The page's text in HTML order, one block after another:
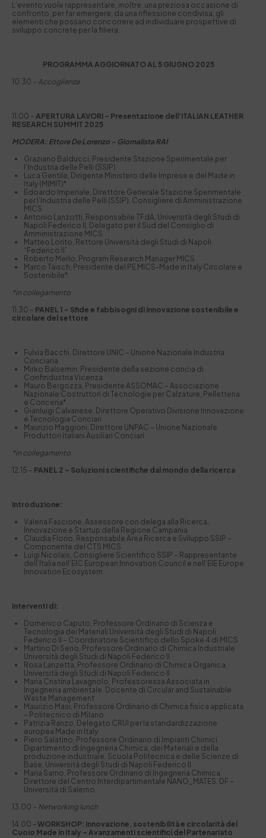
L’evento vuole rappresentare, inoltre, una preziosa occasione di
confronto, per far emergere, da una riflessione condivisa, gli
elementi che possano concorrere ad individuare prospettive di
sviluppo concrete per la filiera.
PROGRAMMA AGGIORNATO AL 5 GIUGNO 2025
10.30 – Accoglienza
11.00 – APERTURA LAVORI – Presentazione dell’ITALIAN LEATHER
RESEARCH SUMMIT 2025
MODERA: Ettore De Lorenzo – Giornalista RAI
Graziano Balducci, Presidente Stazione Sperimentale per
l’Industria delle Pelli (SSIP)
Luca Gentile, Dirigente Ministero delle Imprese e del Made in
Italy (MIMIT)*
Edoardo Imperiale, Direttore Generale Stazione Sperimentale
per l’Industria delle Pelli (SSIP), Consigliere di Amministrazione
MICS
Antonio Lanzotti, Responsabile TFdA, Università degli Studi di
Napoli Federico II, Delegato per il Sud del Consiglio di
Amministrazione MICS
Matteo Lorito, Rettore Università degli Studi di Napoli
“Federico II”
Roberto Merlo, Program Research Manager MICS
Marco Taisch, Presidente del PE MICS-Made in Italy Circolare e
Sostenibile*.
*in collegamento
11.30 – PANEL 1 – Sfide e fabbisogni di innovazione sostenibile e
circolare del settore
Fulvia Bacchi, Direttore UNIC – Unione Nazionale Industria
Conciaria
Mirko Balsemin, Presidente della sezione concia di
Confindustria Vicenza
Mauro Bergozza, Presidente ASSOMAC – Associazione
Nazionale Costruttori di Tecnologie per Calzature, Pelletteria
e Conceria*
Gianluigi Calvanese, Direttore Operativo Divisione Innovazione
e Tecnologia Conciari
Maurizio Maggioni, Direttore UNPAC – Unione Nazionale
Produttori Italiani Ausiliari Conciari
*in collegamento
12.15 – PANEL 2 – Soluzioni scientifiche dal mondo della ricerca
Introduzione:
Valeria Fascione, Assessore con delega alla Ricerca,
Innovazione e Startup della Regione Campania
Claudia Florio, Responsabile Area Ricerca e Sviluppo SSIP –
Componente del CTS MICS
Luigi Nicolais, Consigliere Scientifico SSIP – Rappresentante
dell’Italia nell’EIC European Innovation Council e nell’EIE Europe
Innovation Ecosystem
Interventi di:
Domenico Caputo, Professore Ordinario di Scienza e
Tecnologia dei Materiali Università degli Studi di Napoli
Federico II – Coordinatore Scientifico dello Spoke 4 di MICS
Martino Di Serio, Professore Ordinario di Chimica Industriale
Università degli Studi di Napoli Federico II
Rosa Lanzetta, Professore Ordinario di Chimica Organica,
Università degli Studi di Napoli Federico II
Maria Cristina Lavagnolo, Professoressa Associata in
Ingegneria ambientale. Docente di Circular and Sustainable
Waste Management
Maurizio Masi, Professore Ordinario di Chimica fisica applicata
– Politecnico di Milano
Patrizia Ranzo, Delegato CRUI per la standardizzazione
europea Made in Italy
Piero Salatino, Professore Ordinario di Impianti Chimici
Dipartimento di Ingegneria Chimica, dei Materiali e della
produzione industriale, Scuola Politecnica e delle Scienze di
Base, Università degli Studi di Napoli Federico II
Maria Sarno, Professore Ordinario di Ingegneria Chimica.
Direttore del Centro Interdipartimentale NANO_MATES. DF –
Università di Salerno.
13.00 – Networking lunch
14.00 –WORKSHOP: innovazione, sostenibilità e circolarità del
Cuoio Made in Italy – Avanzamenti scientifici del Partenariato